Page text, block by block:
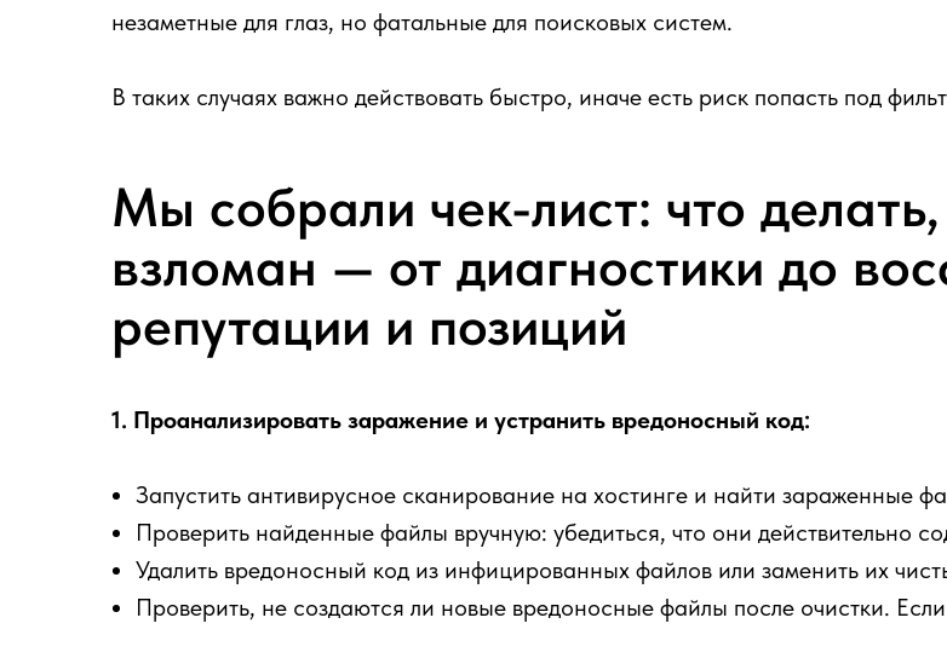
незаметные для глаз, но фатальные для поисковых систем.
В таких случаях важно действовать быстро, иначе есть риск попасть под
Мы собрали чек-лист: что
взломан — от диагностики до
репутации и позиций
1. Проанализировать заражение и устранить вредоносный код:
Запустить антивирусное сканирование на хостинге и найти зараженные
Проверить найденные файлы вручную: убедиться, что они действительно
Удалить вредоносный код из инфицированных файлов или заменить их
Проверить, не создаются ли новые вредоносные файлы после очистки.